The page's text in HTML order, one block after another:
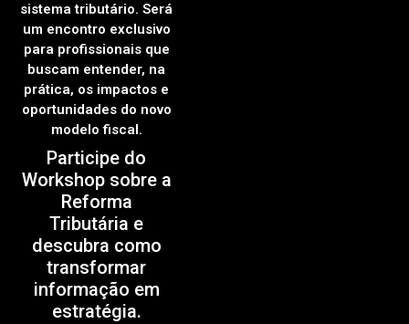
sistema tributário. Será
um encontro exclusivo
para profissionais que
buscam entender, na
prática, os impactos e
oportunidades do novo
modelo fiscal.
Participe do
Workshop sobre a
Reforma
Tributária e
descubra como
transformar
informação em
estratégia.